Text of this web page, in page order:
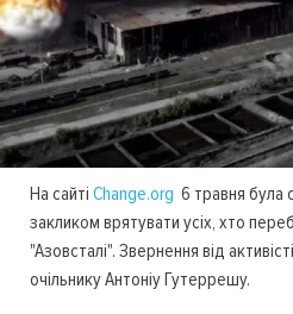
На сайті Change.org 6 травня була
закликом врятувати усіх, хто
"Азовсталі". Звернення від
очільнику Антоніу Гутеррешу.